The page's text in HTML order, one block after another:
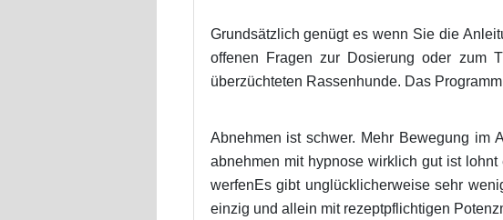
Grundsätzlich genügt es wenn Sie die
offenen Fragen zur Dosierung oder zum
überzüchteten Rassenhunde. Das
Abnehmen ist schwer. Mehr Bewegung im
abnehmen mit hypnose wirklich gut ist
werfenEs gibt unglücklicherweise sehr
einzig und allein mit rezeptpflichtigen